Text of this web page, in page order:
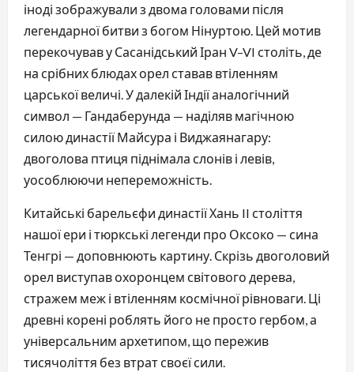
іноді зображували з двома головами після
легендарної битви з богом Нінуртою. Цей мотив
перекочував у Сасанідський Іран V–VI століть, де
на срібних блюдах орел ставав втіленням
царської величі. У далекій Індії аналогічний
символ — Гандаберунда — наділяв магічною
силою династії Майсура і Виджаянагару:
двоголова птиця піднімала слонів і левів,
уособлюючи непереможність.
Китайські барельєфи династії Хань II століття
нашої ери і тюркські легенди про Оксоко — сина
Тенгрі — доповнюють картину. Скрізь двоголовий
орел виступав охоронцем світового дерева,
стражем меж і втіленням космічної рівноваги. Ці
древні корені роблять його не просто гербом, а
універсальним архетипом, що пережив
тисячоліття без втрат своєї сили.